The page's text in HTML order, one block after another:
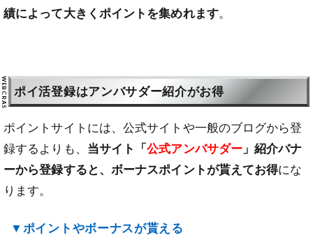
績によって大きくポイントを集めれます。
ポイ活登録はアンバサダー紹介がお得
ポイントサイトには、公式サイトや一般のブログから登
録するよりも、 当サイト「公式アンバサダー 」紹介バナ
ーから登録すると、ボーナスポイントが貰えてお得にな
ります。
▼ポイントやボーナスが貰える